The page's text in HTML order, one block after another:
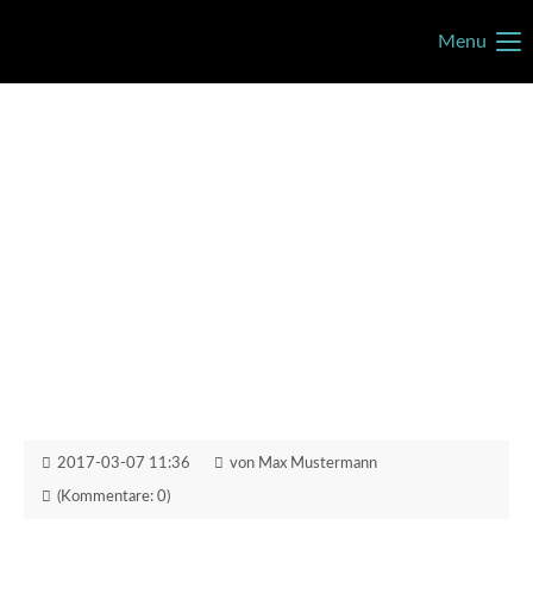
Menu
2017-03-07 11:36 von Max Mustermann
(Kommentare: 0)